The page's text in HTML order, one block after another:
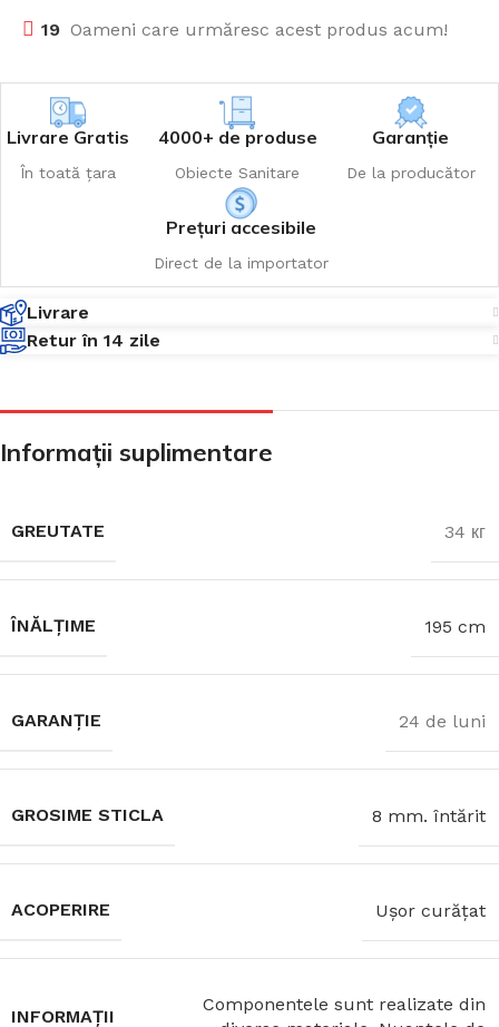
19 Oameni care urmăresc acest produs acum!
Livrare Gratis
În toată țara
4000+ de produse
Obiecte Sanitare
Garanție
De la producător
Prețuri accesibile
Direct de la importator
Livrare
Retur în 14 zile
Informații suplimentare
GREUTATE 34 кг
ÎNĂLȚIME 195 cm
GARANȚIE 24 de luni
GROSIME STICLA 8 mm. întărit
ACOPERIRE Ușor curățat
INFORMAȚII
Componentele sunt realizate din